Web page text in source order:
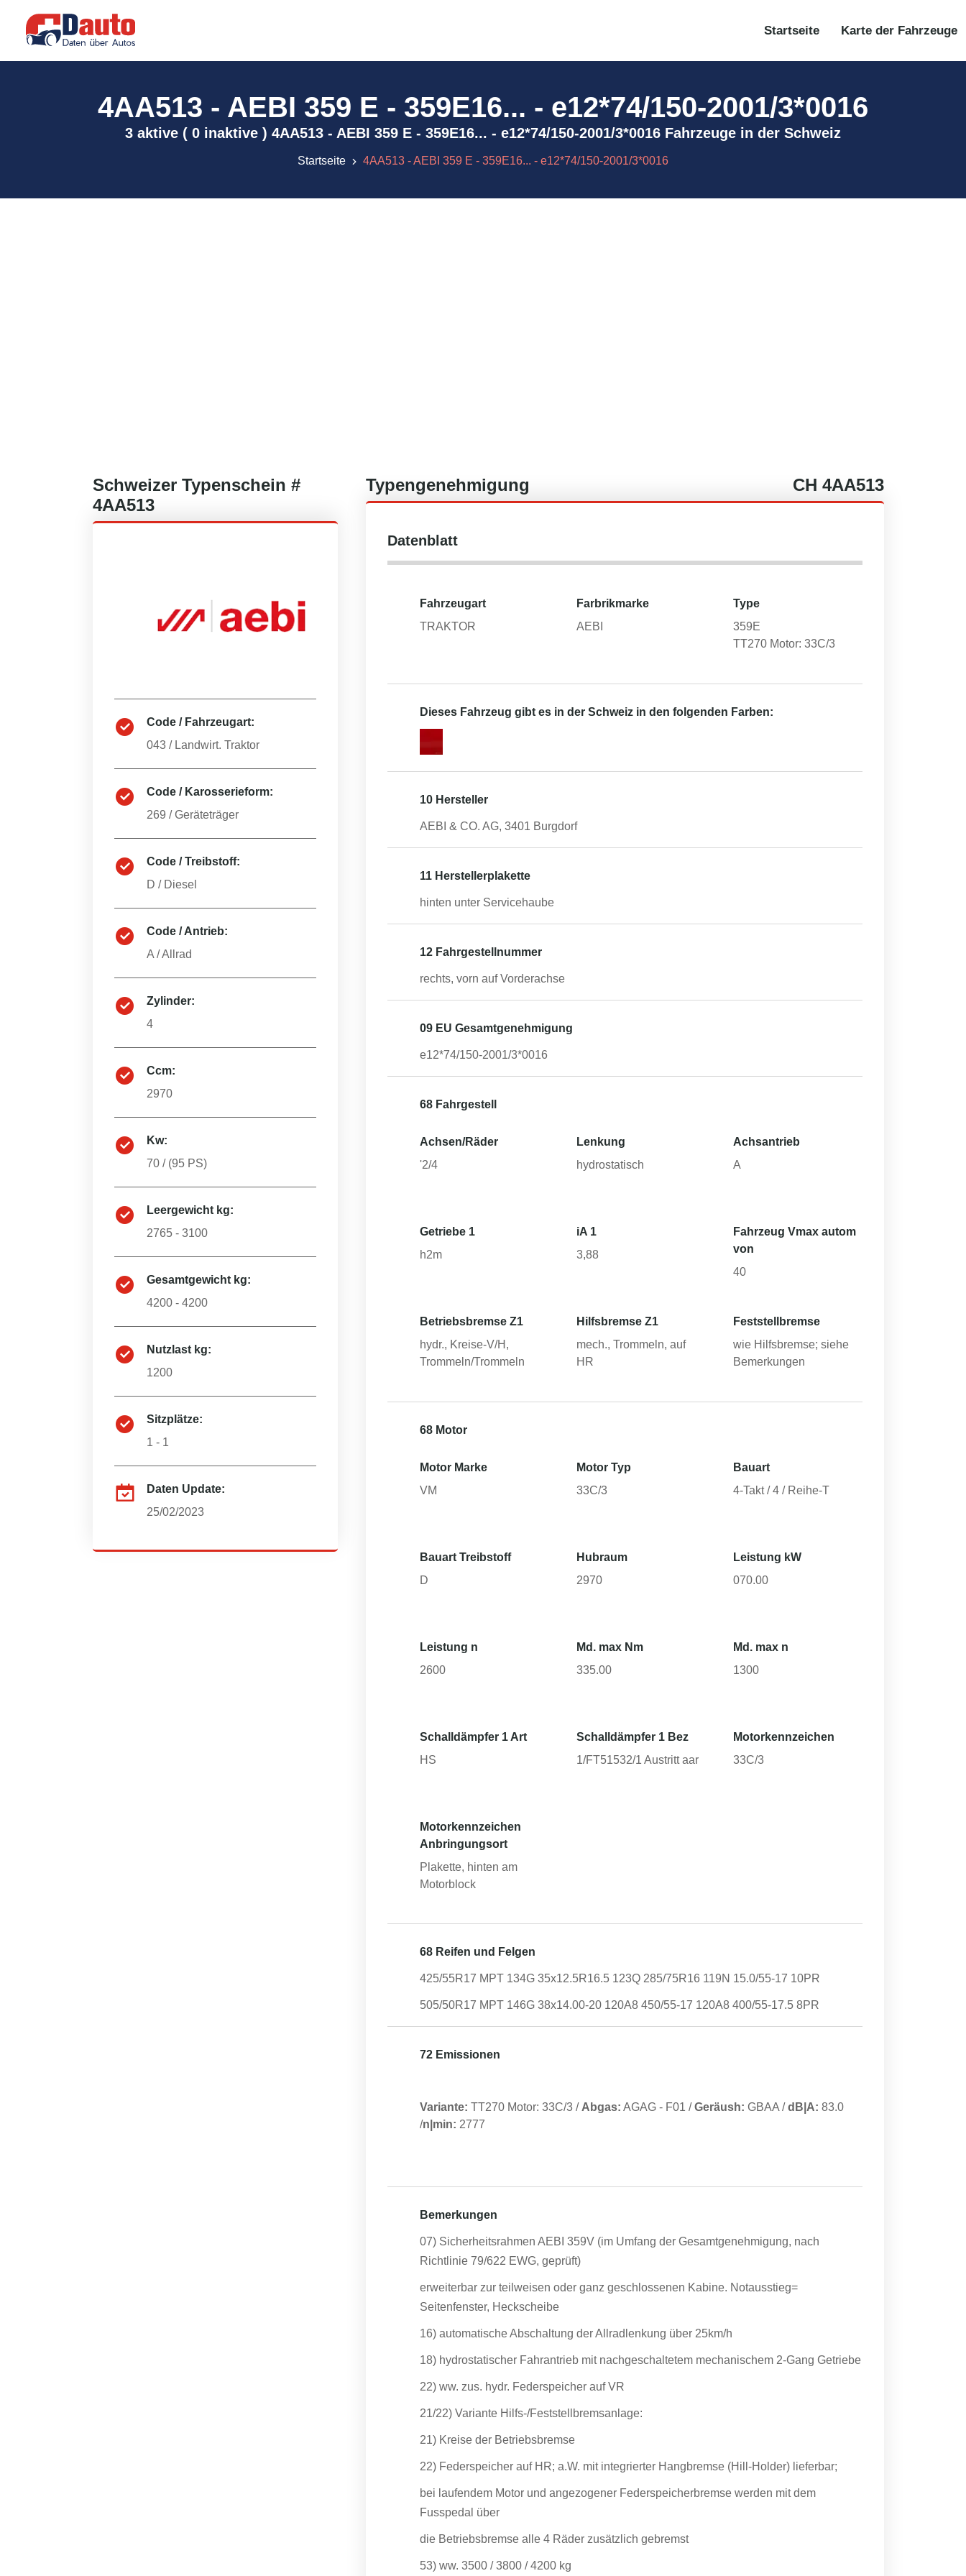
Startseite Karte der Fahrzeuge
4AA513 - AEBI 359 E - 359E16... - e12*74/150-2001/3*0016
3 aktive ( 0 inaktive ) 4AA513 - AEBI 359 E - 359E16... - e12*74/150-2001/3*0016 Fahrzeuge in der Schweiz
Startseite 4AA513 - AEBI 359 E - 359E16... - e12*74/150-2001/3*0016
Schweizer Typenschein #
4AA513
Code / Fahrzeugart:
043 / Landwirt. Traktor
Code / Karosserieform:
269 /Geräteträger
Code / Treibstoff:
D / Diesel
Code / Antrieb:
A /Allrad
Zylinder:
4
Ccm:
2970
Kw:
70 / (95 PS)
Leergewicht kg:
2765 - 3100
Gesamtgewicht kg:
4200 - 4200
Nutzlast kg:
1200
Sitzplätze:
1 - 1
Daten Update:
25/02/2023
Typengenehmigung CH 4AA513
Datenblatt
Fahrzeugart
TRAKTOR
Farbrikmarke
AEBI
Type
359E
TT270 Motor: 33C/3
Dieses Fahrzeug gibt es in der Schweiz in den folgenden Farben:
10 Hersteller
AEBI & CO. AG, 3401 Burgdorf
11 Herstellerplakette
hinten unter Servicehaube
12 Fahrgestellnummer
rechts, vorn auf Vorderachse
09 EU Gesamtgenehmigung
e12*74/150-2001/3*0016
68 Fahrgestell
Achsen/Räder
'2/4
Lenkung
hydrostatisch
Achsantrieb
A
Getriebe 1
h2m
iA 1
3,88
Fahrzeug Vmax autom
von
40
Betriebsbremse Z1
hydr., Kreise-V/H,
Trommeln/Trommeln
Hilfsbremse Z1
mech., Trommeln, auf
HR
Feststellbremse
wie Hilfsbremse; siehe
Bemerkungen
68 Motor
Motor Marke
VM
Motor Typ
33C/3
Bauart
4-Takt / 4 / Reihe-T
Bauart Treibstoff
D
Hubraum
2970
Leistung kW
070.00
Leistung n
2600
Md. max Nm
335.00
Md. max n
1300
Schalldämpfer 1 Art
HS
Schalldämpfer 1 Bez
1/FT51532/1 Austritt aar
Motorkennzeichen
33C/3
Motorkennzeichen
Anbringungsort
Plakette, hinten am
Motorblock
68 Reifen und Felgen
425/55R17 MPT 134G 35x12.5R16.5 123Q 285/75R16 119N 15.0/55-17 10PR
505/50R17 MPT 146G 38x14.00-20 120A8 450/55-17 120A8 400/55-17.5 8PR
72 Emissionen
Variante: TT270 Motor: 33C/3 / Abgas: AGAG - F01 /Geräush: GBAA /dB|A: 83.0
/n|min: 2777
Bemerkungen
07) Sicherheitsrahmen AEBI 359V (im Umfang der Gesamtgenehmigung, nach
Richtlinie 79/622 EWG, geprüft)
erweiterbar zur teilweisen oder ganz geschlossenen Kabine. Notausstieg=
Seitenfenster, Heckscheibe
16) automatische Abschaltung der Allradlenkung über 25km/h
18) hydrostatischer Fahrantrieb mit nachgeschaltetem mechanischem 2-Gang Getriebe
22) ww. zus. hydr. Federspeicher auf VR
21/22) Variante Hilfs-/Feststellbremsanlage:
21) Kreise der Betriebsbremse
22) Federspeicher auf HR; a.W. mit integrierter Hangbremse (Hill-Holder) lieferbar;
bei laufendem Motor und angezogener Federspeicherbremse werden mit dem
Fusspedal über
die Betriebsbremse alle 4 Räder zusätzlich gebremst
53) ww. 3500 / 3800 / 4200 kg